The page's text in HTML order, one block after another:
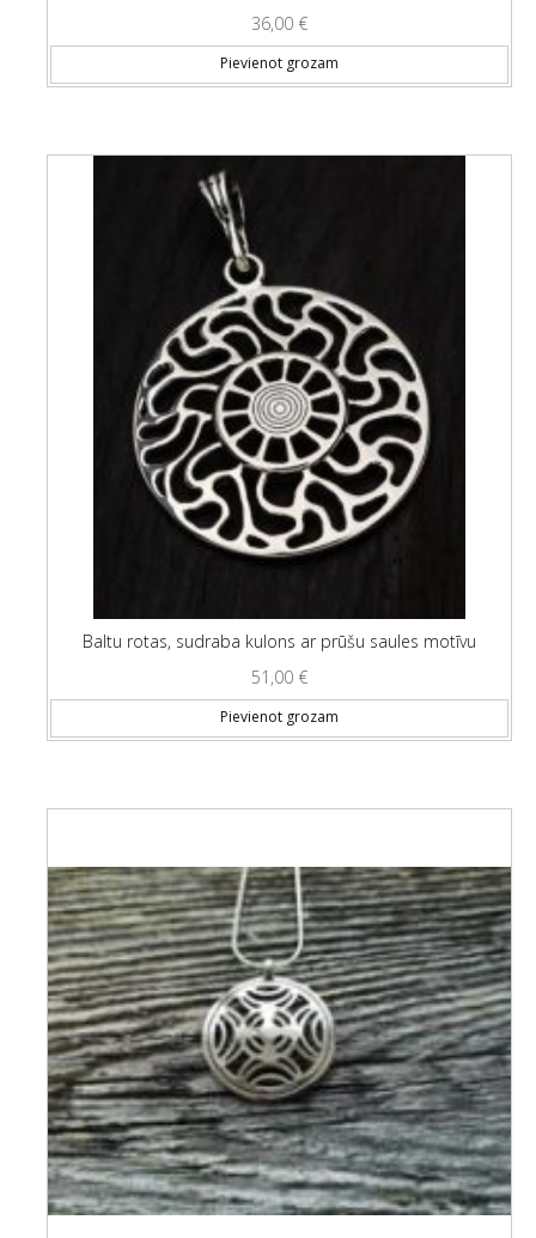
36,00 €
Pievienot grozam
Baltu rotas, sudraba kulons ar prūšu saules motīvu
51,00 €
Pievienot grozam